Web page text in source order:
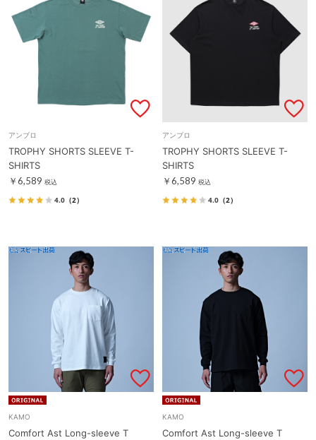
アンブロ
TROPHY SHORTS SLEEVE T-
SHIRTS
￥6,589 税込
4.0 （2）
アンブロ
TROPHY SHORTS SLEEVE T-
SHIRTS
￥6,589 税込
4.0 （2）
KAMO
Comfort Ast Long-sleeve T
KAMO
Comfort Ast Long-sleeve T